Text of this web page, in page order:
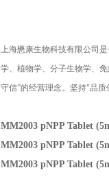
上海懋康生物科技有限公司
学、植物学、分子生物学、
守信”的经营理念。坚持"品质
MM2003 pNPP Tablet
MM2003 pNPP Tablet
MM2003 pNPP Tablet